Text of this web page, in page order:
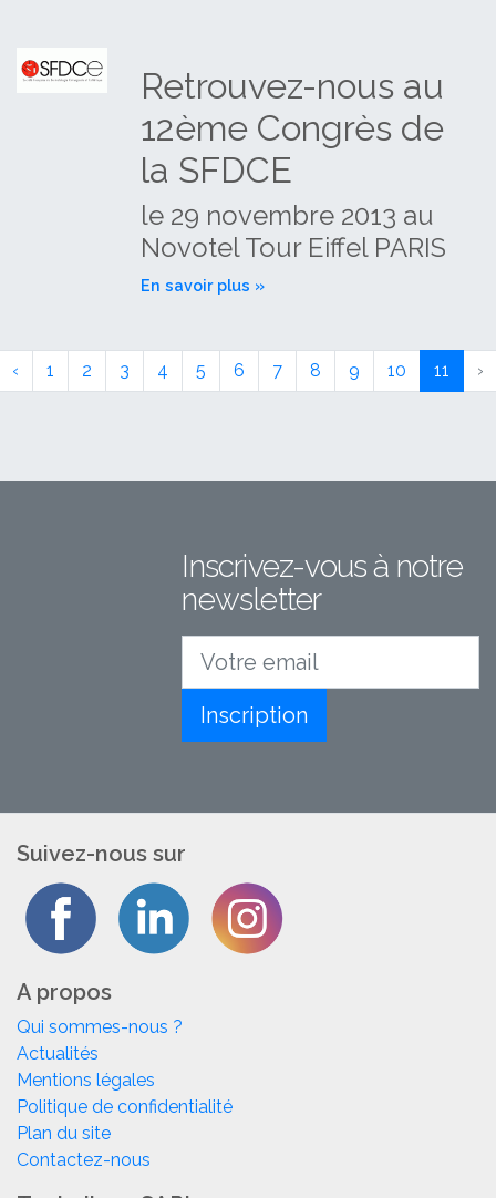
Retrouvez-nous au
12ème Congrès de
la SFDCE
le 29 novembre 2013 au
Novotel Tour Eiffel PARIS
En savoir plus »
‹ 1 2 3 4 5 6 7 8 9 10 11 ›
Inscrivez-vous à notre
newsletter
Inscription
Suivez-nous sur
A propos
Qui sommes-nous ?
Actualités
Mentions légales
Politique de confidentialité
Plan du site
Contactez-nous